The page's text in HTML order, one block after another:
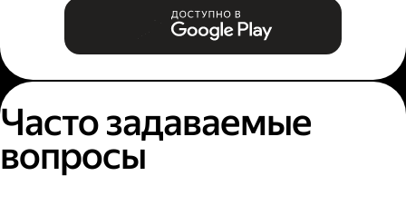
Часто задаваемые
вопросы